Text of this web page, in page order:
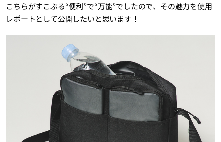
こちらがすこぶる“便利”で“万能”でしたので、その魅力を使用
レポートとして公開したいと思います！